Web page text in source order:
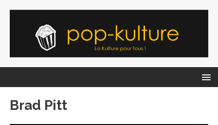
Brad Pitt